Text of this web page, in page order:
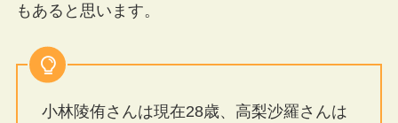
もあると思います。
小林陵侑さんは現在28歳、高梨沙羅さんは